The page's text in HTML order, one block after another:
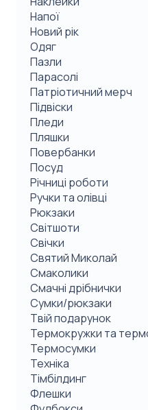
Напої
Новий рік
Одяг
Пазли
Парасолі
Патріотичний мерч
Підвіски
Пледи
Пляшки
Повербанки
Посуд
Річниці роботи
Ручки та олівці
Рюкзаки
Світшоти
Свічки
Святий Миколай
Смаколики
Смачні дрібнички
Сумки/рюкзаки
Твій подарунок
Термокружки та
Термосумки
Техніка
Тімбілдинг
Флешки